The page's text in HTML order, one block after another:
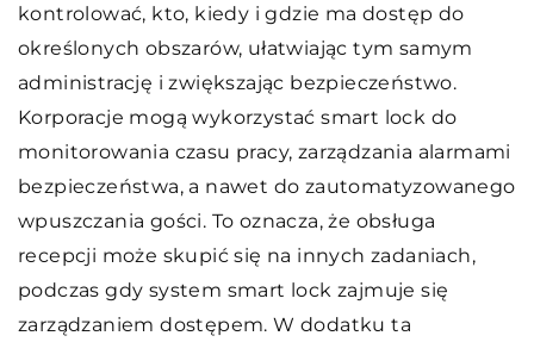
kontrolować, kto, kiedy i gdzie ma dostęp do
określonych obszarów, ułatwiając tym samym
administrację i zwiększając bezpieczeństwo.
Korporacje mogą wykorzystać smart lock do
monitorowania czasu pracy, zarządzania alarmami
bezpieczeństwa, a nawet do zautomatyzowanego
wpuszczania gości. To oznacza, że obsługa
recepcji może skupić się na innych zadaniach,
podczas gdy system smart lock zajmuje się
zarządzaniem dostępem. W dodatku ta